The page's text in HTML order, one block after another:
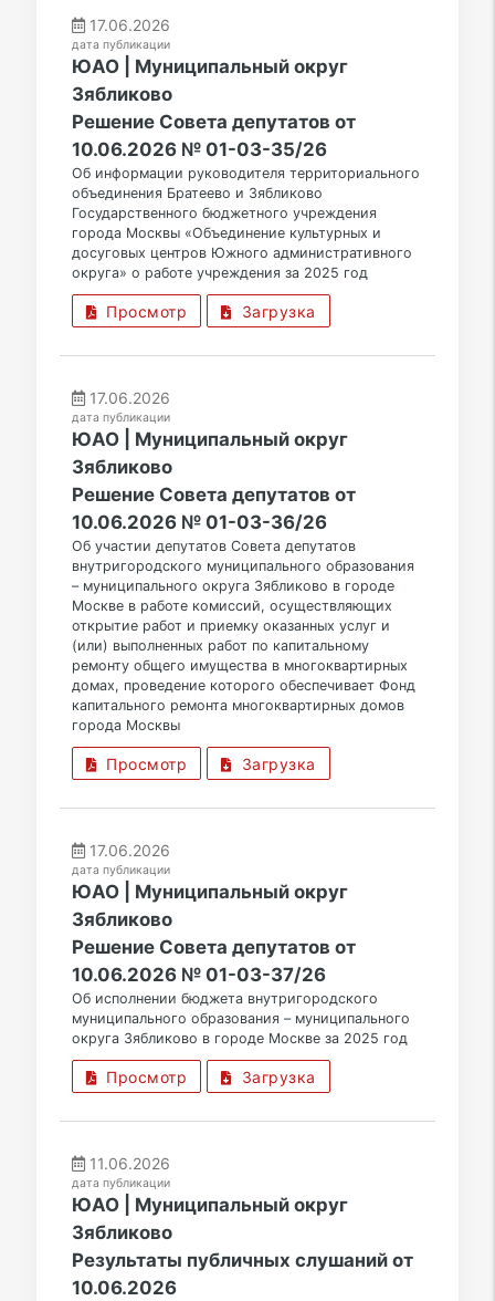
17.06.2026
дата публикации
ЮАО | Муниципальный округ
Зябликово
Решение Совета депутатов от
10.06.2026 № 01-03-35/26
Об информации руководителя территориального
объединения Братеево и Зябликово
Государственного бюджетного учреждения
города Москвы «Объединение культурных и
досуговых центров Южного административного
округа» о работе учреждения за 2025 год
Просмотр Загрузка
17.06.2026
дата публикации
ЮАО | Муниципальный округ
Зябликово
Решение Совета депутатов от
10.06.2026 № 01-03-36/26
Об участии депутатов Совета депутатов
внутригородского муниципального образования
– муниципального округа Зябликово в городе
Москве в работе комиссий, осуществляющих
открытие работ и приемку оказанных услуг и
(или) выполненных работ по капитальному
ремонту общего имущества в многоквартирных
домах, проведение которого обеспечивает Фонд
капитального ремонта многоквартирных домов
города Москвы
Просмотр Загрузка
17.06.2026
дата публикации
ЮАО | Муниципальный округ
Зябликово
Решение Совета депутатов от
10.06.2026 № 01-03-37/26
Об исполнении бюджета внутригородского
муниципального образования – муниципального
округа Зябликово в городе Москве за 2025 год
Просмотр Загрузка
11.06.2026
дата публикации
ЮАО | Муниципальный округ
Зябликово
Результаты публичных слушаний от
10.06.2026